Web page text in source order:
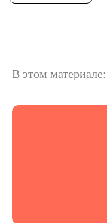
В этом материале: